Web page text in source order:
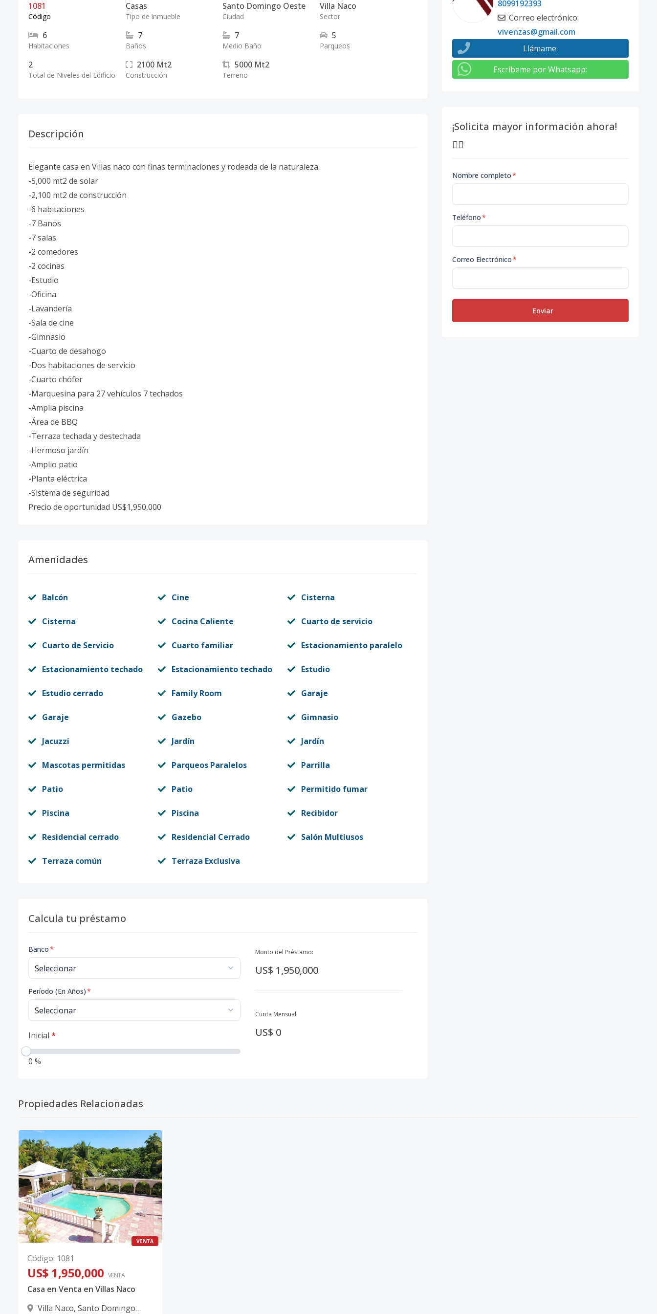
1081
Código
Casas
Tipo de inmueble
Santo Domingo Oeste
Ciudad
Villa Naco
Sector
6
Habitaciones
7
Baños
7
Medio Baño
5
Parqueos
2
Total de Niveles del Edificio
2100 Mt2
Construcción
5000 Mt2
Terreno
Descripción
Elegante casa en Villas naco con finas terminaciones y rodeada de la naturaleza.
-5,000 mt2 de solar
-2,100 mt2 de construcción
-6 habitaciones
-7 Banos
-7 salas
-2 comedores
-2 cocinas
-Estudio
-Oficina
-Lavandería
-Sala de cine
-Gimnasio
-Cuarto de desahogo
-Dos habitaciones de servicio
-Cuarto chófer
-Marquesina para 27 vehículos 7 techados
-Amplia piscina
-Área de BBQ
-Terraza techada y destechada
-Hermoso jardín
-Amplio patio
-Planta eléctrica
-Sistema de seguridad
Precio de oportunidad US$1,950,000
Amenidades
Balcón Cine Cisterna
Cisterna Cocina Caliente Cuarto de servicio
Cuarto de Servicio Cuarto familiar Estacionamiento paralelo
Estacionamiento techado Estacionamiento techado Estudio
Estudio cerrado Family Room Garaje
Garaje Gazebo Gimnasio
Jacuzzi Jardín Jardín
Mascotas permitidas Parqueos Paralelos Parrilla
Patio Patio Permitido fumar
Piscina Piscina Recibidor
Residencial cerrado Residencial Cerrado Salón Multiusos
Terraza común Terraza Exclusiva
Calcula tu préstamo
Banco*
Período (En Años)*
Inicial *
0 %
Monto del Préstamo:
US$ 1,950,000
Cuota Mensual:
US$ 0
8099192393
Correo electrónico:
vivenzas@gmail.com
Llámame:
Escribeme por Whatsapp:
¡Solicita mayor información ahora!
👇🏽
Nombre completo*
Teléfono*
Correo Electrónico*
Enviar
Propiedades Relacionadas
VENTA
Código: 1081
US$ 1,950,000 VENTA
Casa en Venta en Villas Naco
Villa Naco, Santo Domingo